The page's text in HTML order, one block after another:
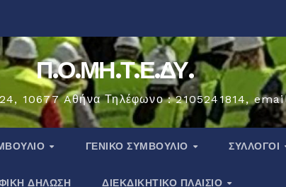
Π.Ο.ΜΗ.Τ.Ε.ΔΥ.
10677 Aθήνα Τηλέφωνο : 2105241814,
ΓΕΝΙΚΟ ΣΥΜΒΟΥΛΙΟ ΣΎΛΛΟΓΟΙ
ΔΗΛΩΣΗ ΔΙΕΚΔΙΚΗΤΙΚΟ ΠΛΑΙΣΙΟ